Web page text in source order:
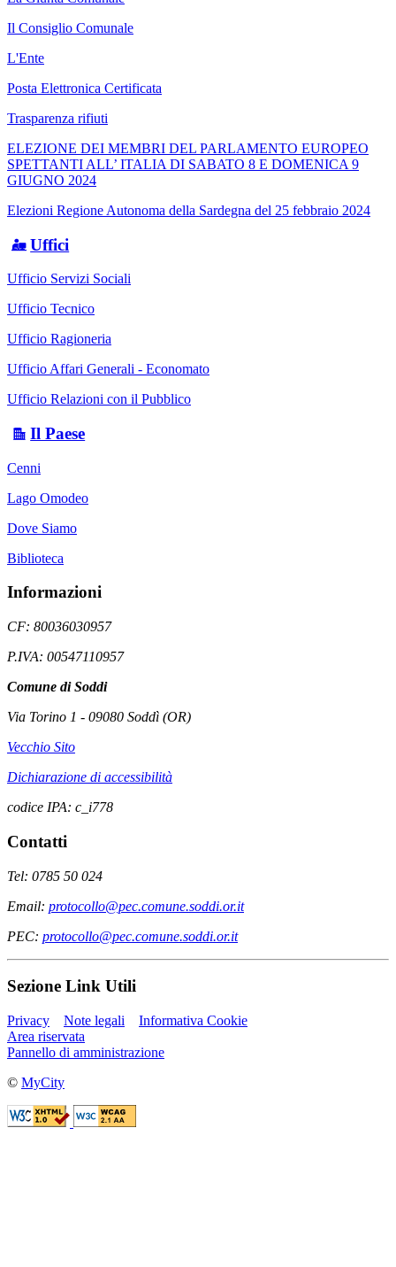
Il Consiglio Comunale
L'Ente
Posta Elettronica Certificata
Trasparenza rifiuti
ELEZIONE DEI MEMBRI DEL PARLAMENTO EUROPEO
SPETTANTI ALL’ ITALIA DI SABATO 8 E DOMENICA 9
GIUGNO 2024
Elezioni Regione Autonoma della Sardegna del 25 febbraio 2024
Uffici
Ufficio Servizi Sociali
Ufficio Tecnico
Ufficio Ragioneria
Ufficio Affari Generali - Economato
Ufficio Relazioni con il Pubblico
Il Paese
Cenni
Lago Omodeo
Dove Siamo
Biblioteca
Informazioni
CF: 80036030957
P.IVA: 00547110957
Comune di Soddi
Via Torino 1 - 09080 Soddì (OR)
Vecchio Sito
Dichiarazione di accessibilità
codice IPA: c_i778
Contatti
Tel: 0785 50 024
Email: protocollo@pec.comune.soddi.or.it
PEC: protocollo@pec.comune.soddi.or.it
Sezione Link Utili
Privacy Note legali
Informativa Cookie
Area riservata
Pannello di amministrazione
© MyCity